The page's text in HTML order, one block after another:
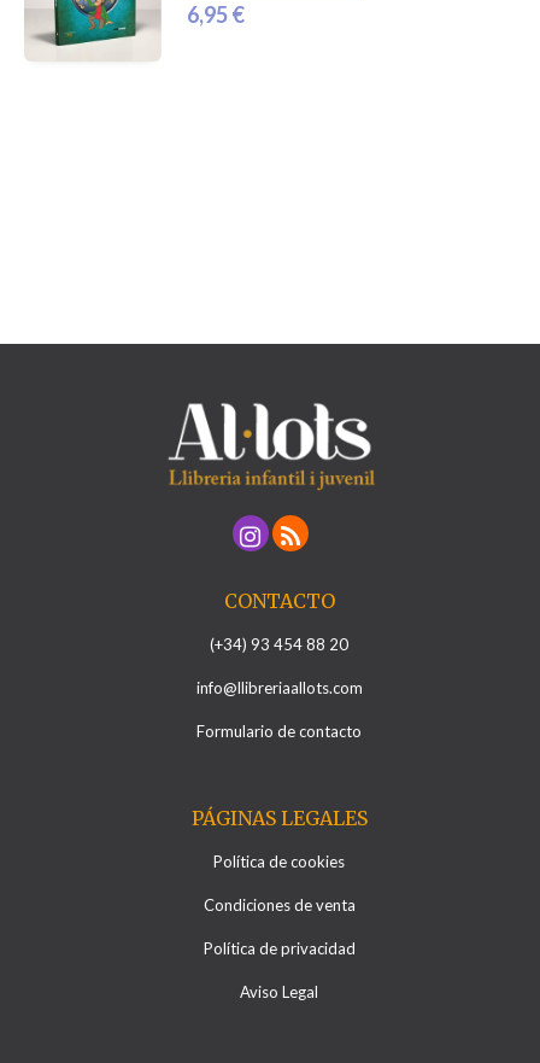
6,95 €
CONTACTO
(+34) 93 454 88 20
info@llibreriaallots.com
Formulario de contacto
PÁGINAS LEGALES
Política de cookies
Condiciones de venta
Política de privacidad
Aviso Legal